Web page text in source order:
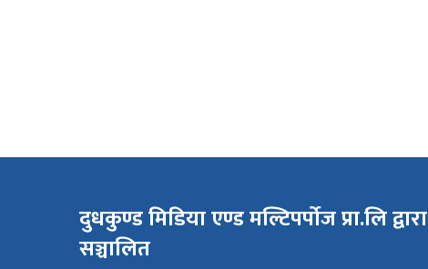
दुधकुण्ड मिडिया एण्ड मल्टिपर्पोज प्रा.लि द्वारा
सञ्चालित